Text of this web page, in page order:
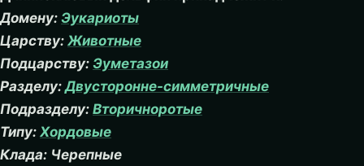
Домену: Эукариоты
Царству: Животные
Подцарству: Эуметазои
Разделу:Двусторонне-симметричные
Подразделу: Вторичноротые
Типу: Хордовые
Клада: Черепные